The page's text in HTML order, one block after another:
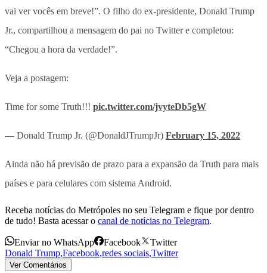
vai ver vocês em breve!”. O filho do ex-presidente, Donald Trump
Jr., compartilhou a mensagem do pai no Twitter e completou:
“Chegou a hora da verdade!”.
Veja a postagem:
Time for some Truth!!! pic.twitter.com/jvyteDb5gW
— Donald Trump Jr. (@DonaldJTrumpJr) February 15, 2022
Ainda não há previsão de prazo para a expansão da Truth para mais
países e para celulares com sistema Android.
Receba notícias do Metrópoles no seu Telegram e fique por dentro
de tudo! Basta acessar o canal de notícias no Telegram.
Enviar no WhatsApp Facebook
Twitter
Donald Trump,Facebook,redes sociais,Twitter
Ver Comentários